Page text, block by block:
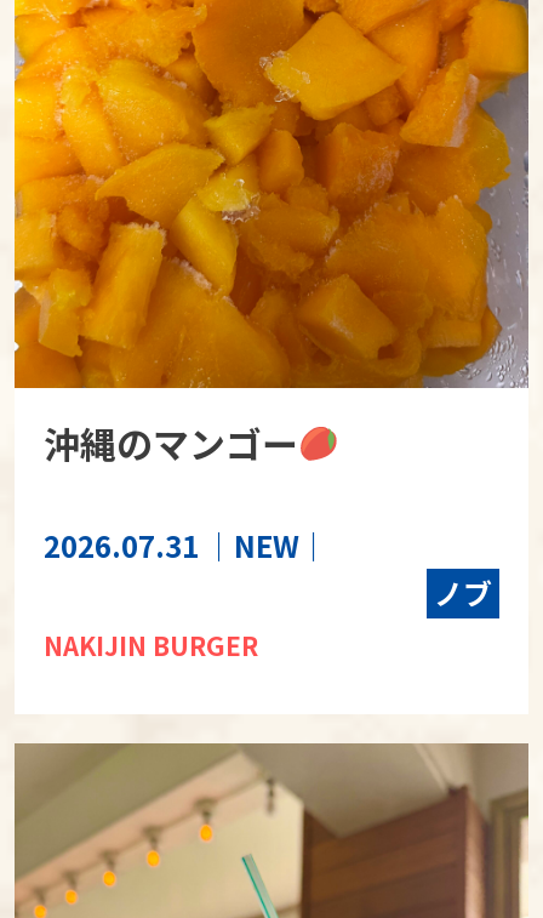
沖縄のマンゴー
2026.07.31 ｜NEW｜
ノブ
NAKIJIN BURGER